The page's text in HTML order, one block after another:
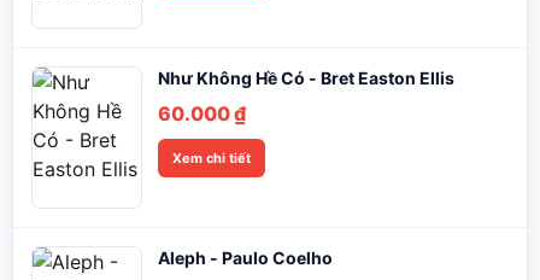
Như Không Hề Có - Bret Easton Ellis
60.000₫
Xem chi tiết
Aleph - Paulo Coelho